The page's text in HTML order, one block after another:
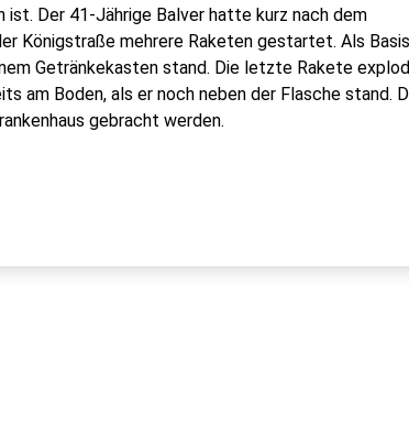
Der 41-Jährige Balver hatte kurz nach dem
Königstraße mehrere Raketen gestartet. Als Basis
Getränkekasten stand. Die letzte Rakete
am Boden, als er noch neben der Flasche stand.
gebracht werden.